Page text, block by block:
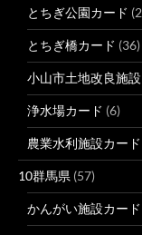
とちぎ公園カード
とちぎ橋カード (36)
小山市土地改良施
浄水場カード (6)
農業水利施設カード
10群馬県 (57)
かんがい施設カード